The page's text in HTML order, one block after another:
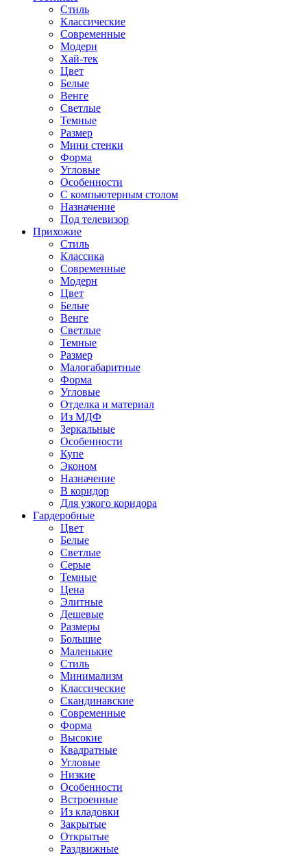
Стиль
Классические
Современные
Модерн
Хай-тек
Цвет
Белые
Венге
Светлые
Темные
Размер
Мини стенки
Форма
Угловые
Особенности
С компьютерным столом
Назначение
Под телевизор
Прихожие
Стиль
Классика
Современные
Модерн
Цвет
Белые
Венге
Светлые
Темные
Размер
Малогабаритные
Форма
Угловые
Отделка и материал
Из МДФ
Зеркальные
Особенности
Купе
Эконом
Назначение
В коридор
Для узкого коридора
Гардеробные
Цвет
Белые
Светлые
Серые
Темные
Цена
Элитные
Дешевые
Размеры
Большие
Маленькие
Стиль
Минимализм
Классические
Скандинавские
Современные
Форма
Высокие
Квадратные
Угловые
Низкие
Особенности
Встроенные
Из кладовки
Закрытые
Открытые
Раздвижные